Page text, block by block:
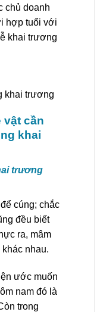
chủ doanh
hợp tuổi với
khai trương
khai trương
vật cần
khai
trương
cúng; chắc
đều biết
ra, mâm
nhau.
ước muốn
nam đó là
trong